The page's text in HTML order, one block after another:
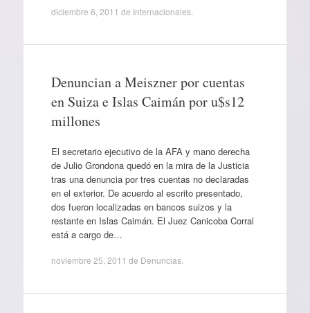
diciembre 6, 2011 de Internacionales.
Denuncian a Meiszner por cuentas
en Suiza e Islas Caimán por u$s12
millones
El secretario ejecutivo de la AFA y mano derecha
de Julio Grondona quedó en la mira de la Justicia
tras una denuncia por tres cuentas no declaradas
en el exterior. De acuerdo al escrito presentado,
dos fueron localizadas en bancos suizos y la
restante en Islas Caimán. El Juez Canicoba Corral
está a cargo de…
noviembre 25, 2011 de Denuncias.